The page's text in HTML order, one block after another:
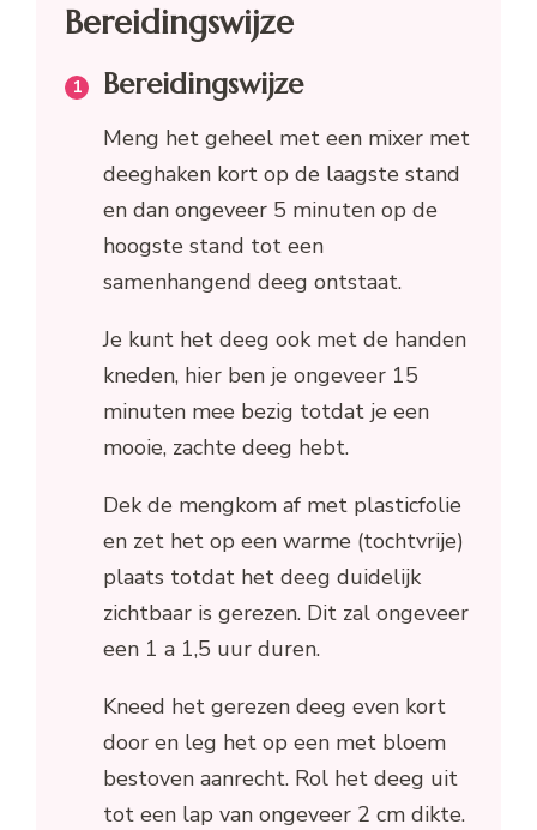
Bereidingswijze
Bereidingswijze
Meng het geheel met een mixer met
deeghaken kort op de laagste stand
en dan ongeveer 5 minuten op de
hoogste stand tot een
samenhangend deeg ontstaat.
Je kunt het deeg ook met de handen
kneden, hier ben je ongeveer 15
minuten mee bezig totdat je een
mooie, zachte deeg hebt.
Dek de mengkom af met plasticfolie
en zet het op een warme (tochtvrije)
plaats totdat het deeg duidelijk
zichtbaar is gerezen. Dit zal ongeveer
een 1 a 1,5 uur duren.
Kneed het gerezen deeg even kort
door en leg het op een met bloem
bestoven aanrecht. Rol het deeg uit
tot een lap van ongeveer 2 cm dikte.